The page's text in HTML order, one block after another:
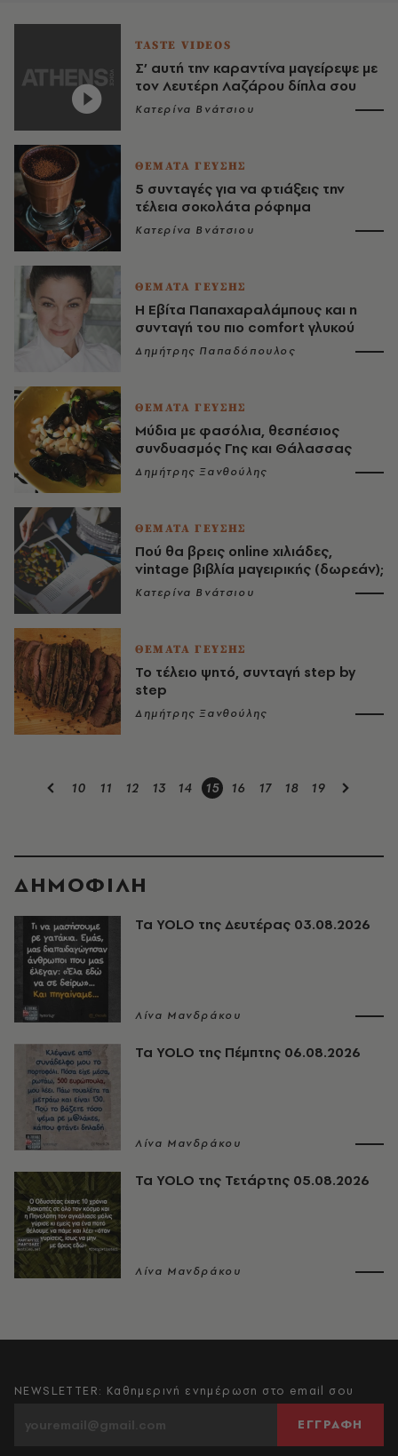
TASTE VIDEOS
Σ’ αυτή την καραντίνα μαγείρεψε με
τον Λευτέρη Λαζάρου δίπλα σου
Κατερίνα Βνάτσιου
ΘΕΜΑΤΑ ΓΕΥΣΗΣ
5 συνταγές για να φτιάξεις την
τέλεια σοκολάτα ρόφημα
Κατερίνα Βνάτσιου
ΘΕΜΑΤΑ ΓΕΥΣΗΣ
Η Εβίτα Παπαχαραλάμπους και η
συνταγή του πιο comfort γλυκού
Δημήτρης Παπαδόπουλος
ΘΕΜΑΤΑ ΓΕΥΣΗΣ
Μύδια με φασόλια, θεσπέσιος
συνδυασμός Γης και Θάλασσας
Δημήτρης Ξανθούλης
ΘΕΜΑΤΑ ΓΕΥΣΗΣ
Πού θα βρεις online χιλιάδες,
vintage βιβλία μαγειρικής (δωρεάν);
Κατερίνα Βνάτσιου
ΘΕΜΑΤΑ ΓΕΥΣΗΣ
Το τέλειο ψητό, συνταγή step by
step
Δημήτρης Ξανθούλης
10 11 12 13 14 15 16 17 18 19
ΔΗΜΟΦΙΛΗ
Τα YOLO της Δευτέρας 03.08.2026
Λίνα Μανδράκου
Τα YOLO της Πέμπτης 06.08.2026
Λίνα Μανδράκου
Τα YOLO της Τετάρτης 05.08.2026
Λίνα Μανδράκου
NEWSLETTER: Καθημερινή ενημέρωση στο email σου
ΕΓΓΡΑΦΗ